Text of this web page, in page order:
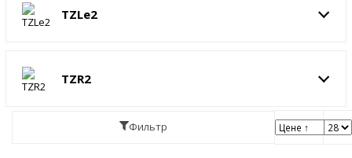
TZLe2
TZR2
Фильтр